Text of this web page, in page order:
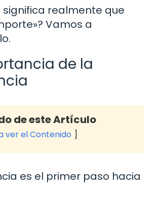
significa realmente que
Vamos a
de la
de este Artículo
ver el Contenido
es el primer paso hacia